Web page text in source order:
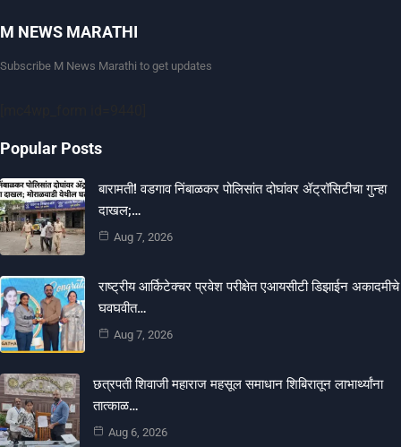
M NEWS MARATHI
Subscribe M News Marathi to get updates
Popular Posts
बारामती! वडगाव निंबाळकर पोलिसांत दोघांवर ॲट्रॉसिटीचा गुन्हा
दाखल;…
Aug 7, 2026
राष्ट्रीय आर्किटेक्चर प्रवेश परीक्षेत एआयसीटी डिझाईन अकादमीचे
घवघवीत…
Aug 7, 2026
छत्रपती शिवाजी महाराज महसूल समाधान शिबिरातून लाभार्थ्यांना
तात्काळ…
Aug 6, 2026